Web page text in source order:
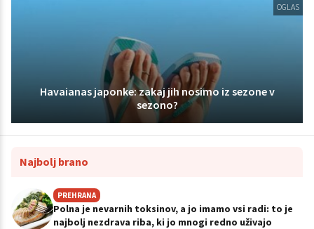
OGLAS
Havaianas japonke: zakaj jih nosimo iz sezone v
sezono?
Najbolj brano
PREHRANA
Polna je nevarnih toksinov, a jo imamo vsi radi: to je
najbolj nezdrava riba, ki jo mnogi redno uživajo